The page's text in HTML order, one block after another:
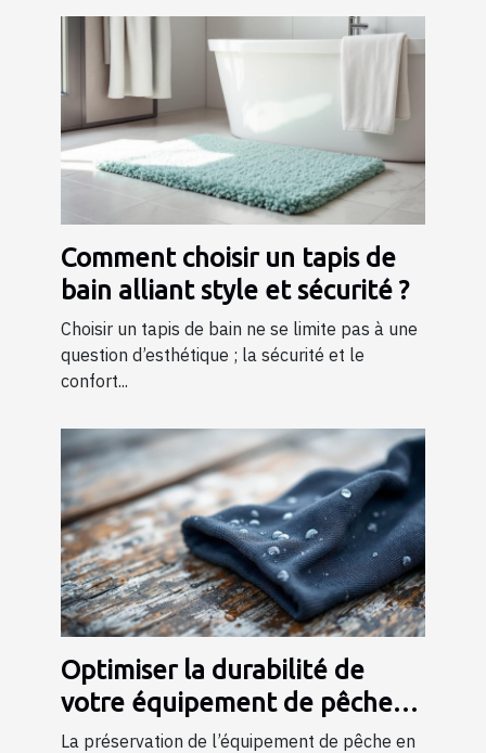
Comment choisir un tapis de
bain alliant style et sécurité ?
Choisir un tapis de bain ne se limite pas à une
question d’esthétique ; la sécurité et le
confort...
Optimiser la durabilité de
votre équipement de pêche
en néoprène
La préservation de l’équipement de pêche en